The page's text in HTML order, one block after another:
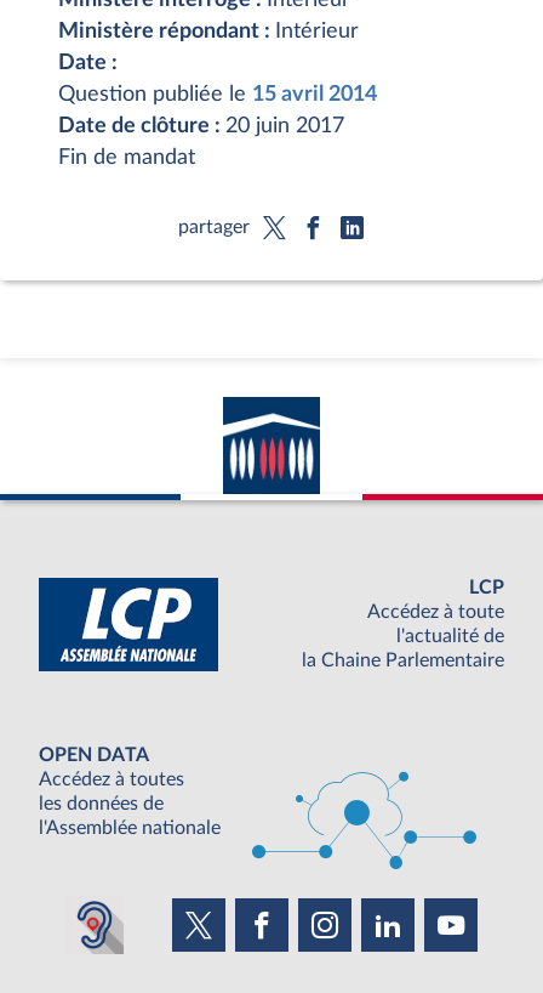
Ministère répondant :
Intérieur
Date :
Question publiée le 15 avril 2014
Date de clôture : 20 juin 2017
Fin de mandat
partager
LCP
Accédez à toute
l'actualité de
la Chaine Parlementaire
OPEN DATA
Accédez à toutes
les données de
l'Assemblée nationale